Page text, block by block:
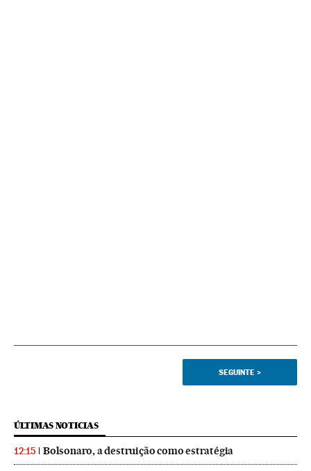
SEGUINTE >
ÚLTIMAS NOTICIAS
12:15 Bolsonaro, a destruição como estratégia